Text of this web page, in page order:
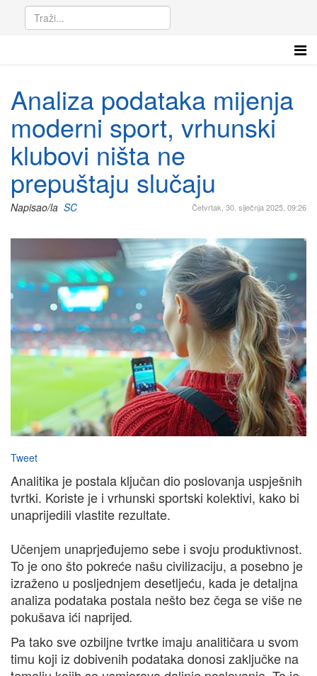
Analiza podataka mijenja
moderni sport, vrhunski
klubovi ništa ne
prepuštaju slučaju
Četvrtak, 30. siječnja 2025. 09:26
Napisao/la SC
Tweet
Analitika je postala ključan dio poslovanja uspješnih
tvrtki. Koriste je i vrhunski sportski kolektivi, kako bi
unaprijedili vlastite rezultate.
Učenjem unaprjeđujemo sebe i svoju produktivnost.
To je ono što pokreće našu civilizaciju, a posebno je
izraženo u posljednjem desetljeću, kada je detaljna
analiza podataka postala nešto bez čega se više ne
pokušava ići naprijed.
Pa tako sve ozbiljne tvrtke imaju analitičara u svom
timu koji iz dobivenih podataka donosi zaključke na